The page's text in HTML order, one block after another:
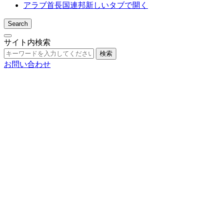
アラブ首長国連邦新しいタブで開く
Search
サイト内検索
検索
お問い合わせ